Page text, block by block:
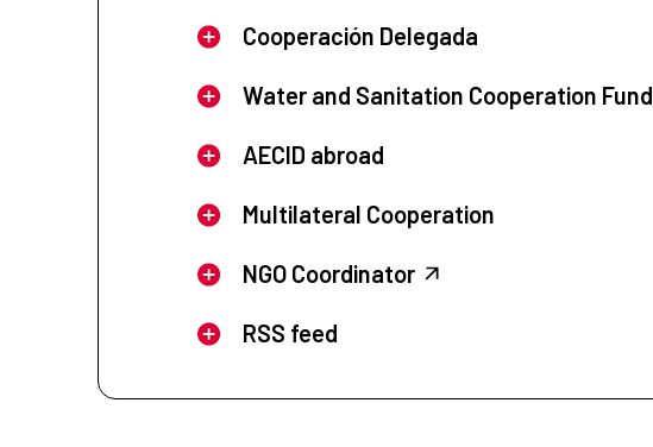
Cooperación Delegada
Water and Sanitation Cooperation Fund
AECID abroad
Multilateral Cooperation
NGO Coordinator
RSS feed